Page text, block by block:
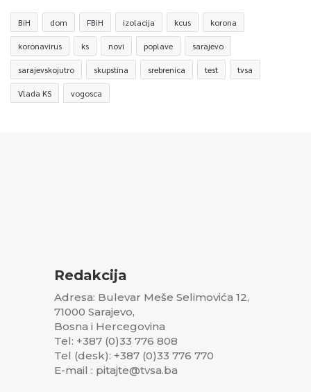
BiH dom FBiH izolacija kcus korona
koronavirus ks novi poplave sarajevo
sarajevskojutro skupstina srebrenica test tvsa
Vlada KS vogosca
Redakcija
Adresa: Bulevar Meše Selimovića 12,
71000 Sarajevo,
Bosna i Hercegovina
Tel: +387 (0)33 776 808
Tel (desk): +387 (0)33 776 770
E-mail : pitajte@tvsa.ba